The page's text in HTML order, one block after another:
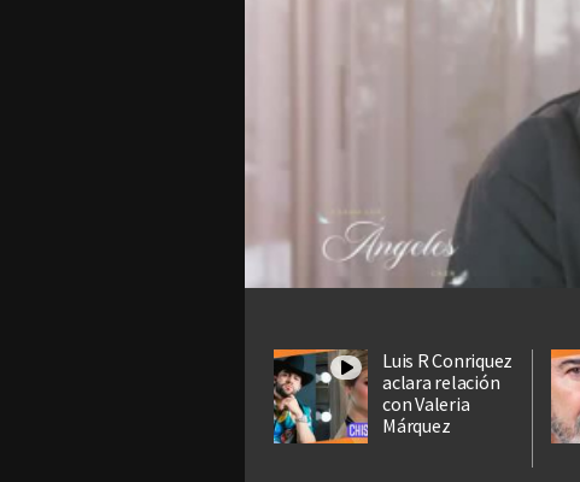
Luis R Conriquez
aclara relación
con Valeria
Márquez